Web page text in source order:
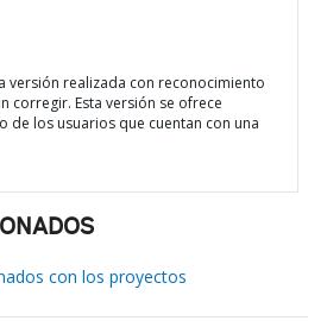
versión realizada con reconocimiento
corregir. Esta versión se ofrece
de los usuarios que cuentan con una
con los proyectos